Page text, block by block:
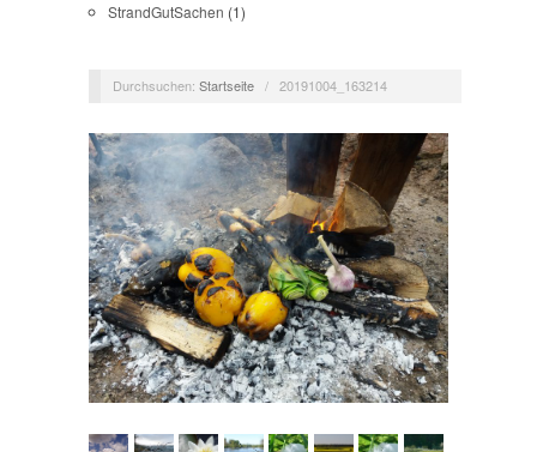
StrandGutSachen (1)
Durchsuchen: Startseite / 20191004_163214